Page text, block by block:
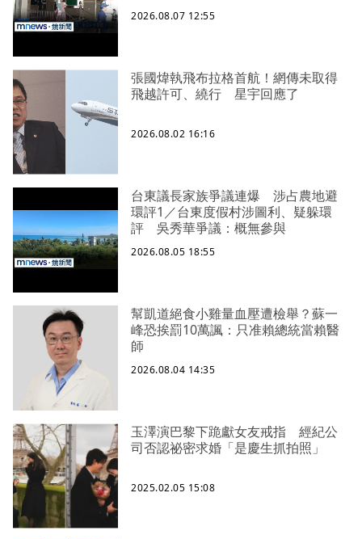
2026.08.07 12:55
張國煒執飛布拉格首航！網傳未取得
飛越許可、繞行 星宇回應了
2026.08.02 16:16
台東議長家族爭議連爆 涉占農地避
環評1／台東度假村涉圖利、疑躲環
評 吳秀華爭議：概無參與
2026.08.05 18:55
幫凱道絕食小雞量血壓遭檢舉？蘇一
峰恐挨罰10萬諷：只准賴總統當賴醫
師
2026.08.04 14:35
玉澤演巴黎下跪獻女友戒指 經紀公
司否認祕密求婚「是慶生抓拍照」
2025.02.05 15:08